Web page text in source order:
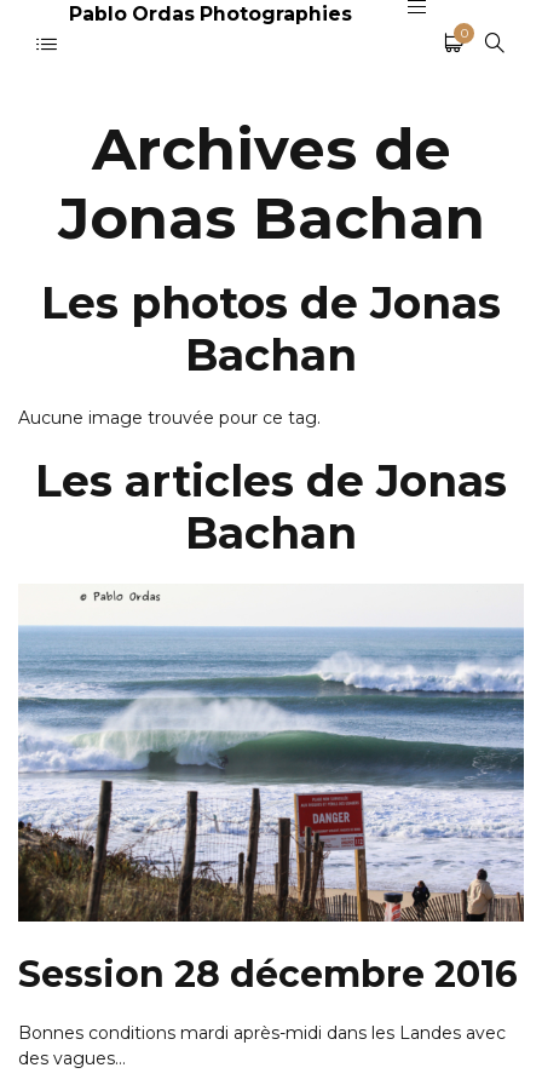
Pablo Ordas Photographies
0
Archives de
Jonas Bachan
Les photos de Jonas
Bachan
Aucune image trouvée pour ce tag.
Les articles de Jonas
Bachan
Session 28 décembre 2016
Bonnes conditions mardi après-midi dans les Landes avec
des vagues…